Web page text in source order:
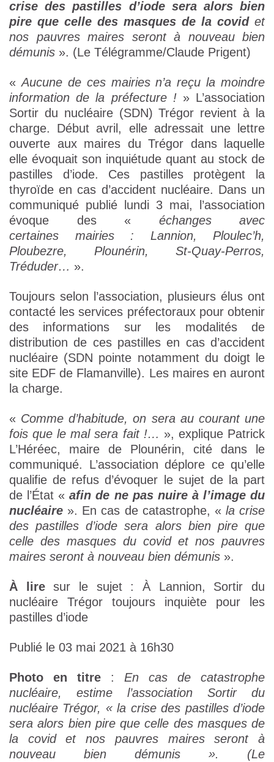
crise des pastilles d’iode sera alors bien
pire que celle des masques de la covid et
nos pauvres maires seront à nouveau bien
démunis ». (Le Télégramme/Claude Prigent)
«Aucune de ces mairies n’a reçu la moindre
information de la préfecture !» L’association
Sortir du nucléaire (SDN) Trégor revient à la
charge. Début avril, elle adressait une lettre
ouverte aux maires du Trégor dans laquelle
elle évoquait son inquiétude quant au stock de
pastilles d’iode. Ces pastilles protègent la
thyroïde en cas d’accident nucléaire. Dans un
communiqué publié lundi 3 mai, l’association
évoque des « échanges avec
certaines mairies : Lannion, Ploulec’h,
Ploubezre, Plounérin, St-Quay-Perros,
Tréduder… ».
Toujours selon l’association, plusieurs élus ont
contacté les services préfectoraux pour obtenir
des informations sur les modalités de
distribution de ces pastilles en cas d’accident
nucléaire (SDN pointe notamment du doigt le
site EDF de Flamanville). Les maires en auront
la charge.
« Comme d’habitude, on sera au courant une
fois que le mal sera fait !… », explique Patrick
L’Héréec, maire de Plounérin, cité dans le
communiqué. L’association déplore ce qu’elle
qualifie de refus d’évoquer le sujet de la part
de l’État «afin de ne pas nuire à l’image du
nucléaire ». En cas de catastrophe, « la crise
des pastilles d’iode sera alors bien pire que
celle des masques du covid et nos pauvres
maires seront à nouveau bien démunis ».
À liresur le sujet : À Lannion, Sortir du
nucléaire Trégor toujours inquiète pour les
pastilles d’iode
Publié le 03 mai 2021 à 16h30
Photo en titre : En cas de catastrophe
nucléaire, estime l’association Sortir du
nucléaire Trégor, « la crise des pastilles d’iode
sera alors bien pire que celle des masques de
la covid et nos pauvres maires seront à
nouveau bien démunis ». (Le